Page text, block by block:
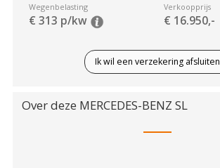
Wegenbelasting
€ 313 p/kw
Verkoopprijs
€ 16.950,-
Ik wil een verzekering afsluiten
Over deze MERCEDES-BENZ SL